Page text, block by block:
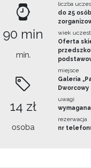
90 min
min.
14 zł
osoba
liczba
do 25
wiek
Oferta
miejsce
Galeria
Dworcowy
uwagi
rezerwacja
nr